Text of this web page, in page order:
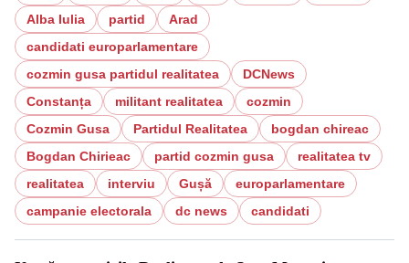
Alba Iulia
partid
Arad
candidati europarlamentare
cozmin gusa partidul realitatea
DCNews
Constanța
militant realitatea
cozmin
Cozmin Gusa
Partidul Realitatea
bogdan chireac
Bogdan Chirieac
partid cozmin gusa
realitatea tv
realitatea
interviu Gușă
europarlamentare
campanie electorala
dc news candidati